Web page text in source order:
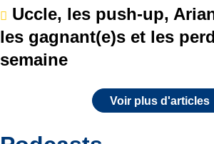
Uccle, les push-up,
les gagnant(e)s et les
semaine
Voir plus d'articles